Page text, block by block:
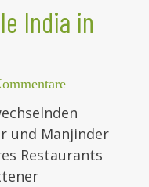
India in
und Manjinder
Restaurants